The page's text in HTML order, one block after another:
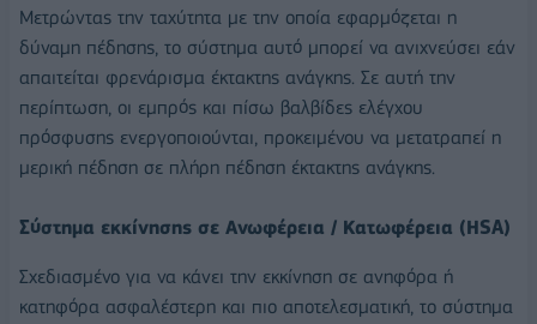
Μετρώντας την ταχύτητα με την οποία εφαρμόζεται η
δύναμη πέδησης, το σύστημα αυτό μπορεί να ανιχνεύσει εάν
απαιτείται φρενάρισμα έκτακτης ανάγκης. Σε αυτή την
περίπτωση, οι εμπρός και πίσω βαλβίδες ελέγχου
πρόσφυσης ενεργοποιούνται, προκειμένου να μετατραπεί η
μερική πέδηση σε πλήρη πέδηση έκτακτης ανάγκης.
Σύστημα εκκίνησης σε Ανωφέρεια / Κατωφέρεια (HSA)
Σχεδιασμένο για να κάνει την εκκίνηση σε ανηφόρα ή
κατηφόρα ασφαλέστερη και πιο αποτελεσματική, το σύστημα